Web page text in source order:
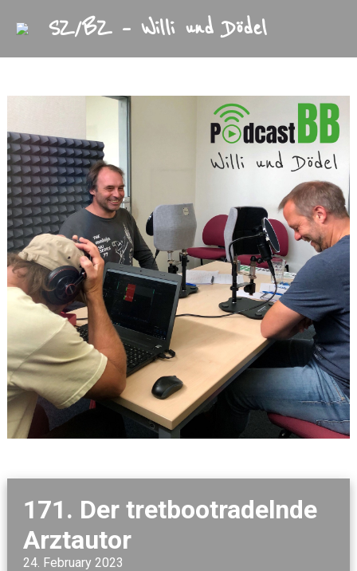
SZ/BZ – Willi und Dödel
171. Der tretbootradelnde
Arztautor
24. February 2023